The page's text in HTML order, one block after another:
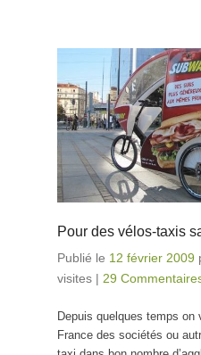
Pour des vélos-taxis
Publié le 12 février 2009
visites | 29
Depuis quelques temps on
France des sociétés ou